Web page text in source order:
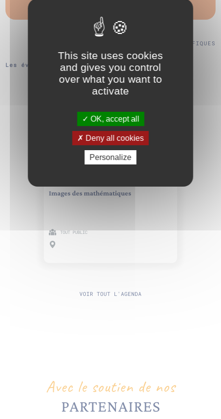
VOIR TOUS NOS PARTENAIRES SCIENTIFIQUES
Les évenements de Insmi :
PARTENAIRES SCIENTIFIQUES
Images des mathématiques
TOUT PUBLIC
VOIR TOUT L'AGENDA
Avec le soutien de nos
PARTENAIRES
This site uses cookies
and gives you control
over what you want to
activate
OK, accept all
Deny all cookies
Personalize